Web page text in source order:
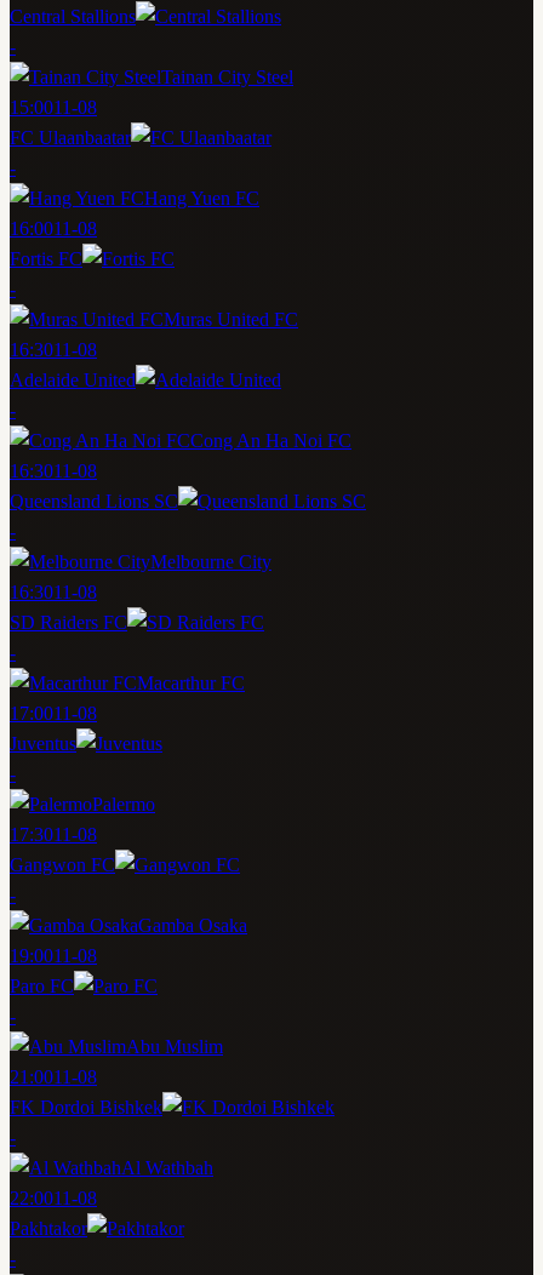
Central Stallions
-
Tainan City Steel
15:0011-08
FC Ulaanbaatar
-
Hang Yuen FC
16:0011-08
Fortis FC
-
Muras United FC
16:3011-08
Adelaide United
-
Cong An Ha Noi FC
16:3011-08
Queensland Lions SC
-
Melbourne City
16:3011-08
SD Raiders FC
-
Macarthur FC
17:0011-08
Juventus
-
Palermo
17:3011-08
Gangwon FC
-
Gamba Osaka
19:0011-08
Paro FC
-
Abu Muslim
21:0011-08
FK Dordoi Bishkek
-
Al Wathbah
22:0011-08
Pakhtakor
-